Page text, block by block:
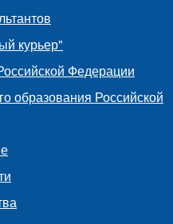
курьер"
Федерации
образования Российской